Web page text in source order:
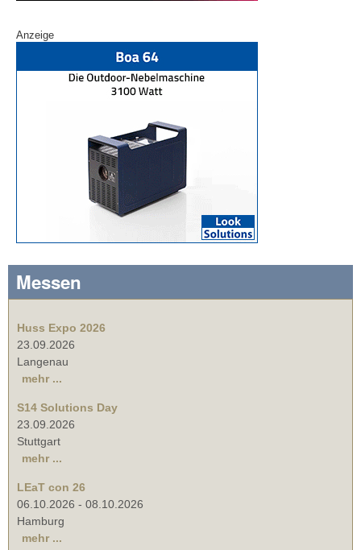
Anzeige
Messen
Huss Expo 2026
23.09.2026
Langenau
mehr ...
S14 Solutions Day
23.09.2026
Stuttgart
mehr ...
LEaT con 26
06.10.2026 - 08.10.2026
Hamburg
mehr ...